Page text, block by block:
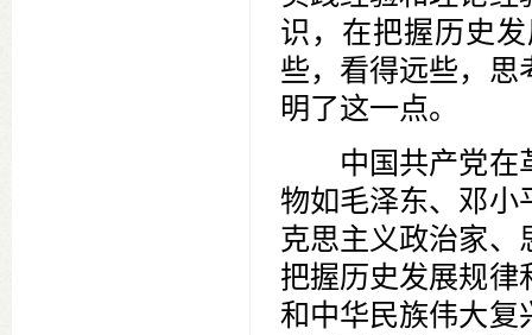
识，在把握历史
些，看得远些，思
明了这一点。
中国共产党在革
物如毛泽东、邓小
克思主义政治家、
把握历史发展规律
和中华民族伟大复